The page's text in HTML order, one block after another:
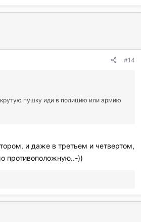
#14
пушку иди в полицию или армию
и даже в третьем и четвертом,
противоположную..-))